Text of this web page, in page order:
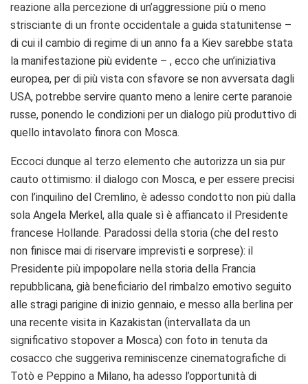
reazione alla percezione di un’aggressione più o meno
strisciante di un fronte occidentale a guida statunitense –
di cui il cambio di regime di un anno fa a Kiev sarebbe stata
la manifestazione più evidente – , ecco che un’iniziativa
europea, per di più vista con sfavore se non avversata dagli
USA, potrebbe servire quanto meno a lenire certe paranoie
russe, ponendo le condizioni per un dialogo più produttivo di
quello intavolato finora con Mosca.
Eccoci dunque al terzo elemento che autorizza un sia pur
cauto ottimismo: il dialogo con Mosca, e per essere precisi
con l’inquilino del Cremlino, è adesso condotto non più dalla
sola Angela Merkel, alla quale sì è affiancato il Presidente
francese Hollande. Paradossi della storia (che del resto
non finisce mai di riservare imprevisti e sorprese): il
Presidente più impopolare nella storia della Francia
repubblicana, già beneficiario del rimbalzo emotivo seguito
alle stragi parigine di inizio gennaio, e messo alla berlina per
una recente visita in Kazakistan (intervallata da un
significativo stopover a Mosca) con foto in tenuta da
cosacco che suggeriva reminiscenze cinematografiche di
Totò e Peppino a Milano, ha adesso l’opportunità di